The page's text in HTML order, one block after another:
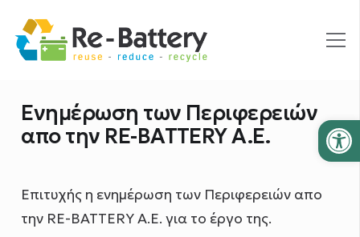
Ενημέρωση των Περιφερειών
απο την RE-BATTERY A.E.
Επιτυχής η ενημέρωση των Περιφερειών απο
την RE-BATTERY A.E. για το έργο της.